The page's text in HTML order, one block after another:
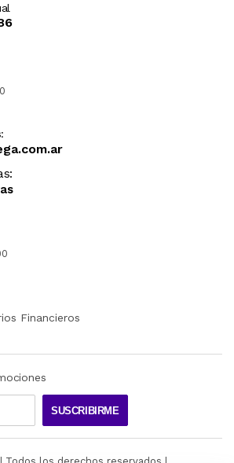
Financieros
SUSCRIBIRME